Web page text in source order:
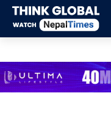
Skip
content